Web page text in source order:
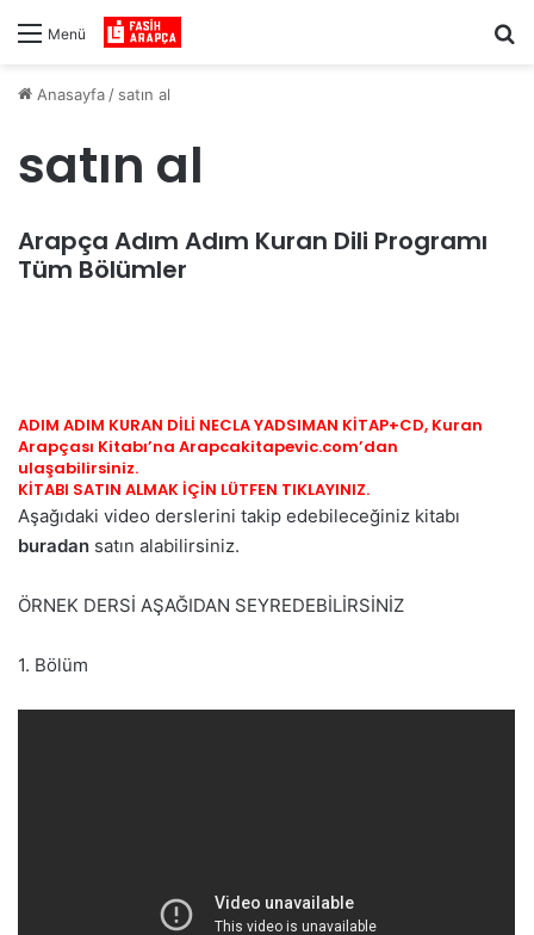
Menü
Anasayfa / satın al
satın al
Arapça Adım Adım Kuran Dili Programı
Tüm Bölümler
ADIM ADIM KURAN DİLİ NECLA YADSIMAN KİTAP+CD, Kuran
Arapçası Kitabı’na Arapcakitapevic.com’dan
ulaşabilirsiniz.
KİTABI SATIN ALMAK İÇİN LÜTFEN TIKLAYINIZ.
Aşağıdaki video derslerini takip edebileceğiniz kitabı
buradan satın alabilirsiniz.
ÖRNEK DERSİ AŞAĞIDAN SEYREDEBİLİRSİNİZ
1. Bölüm